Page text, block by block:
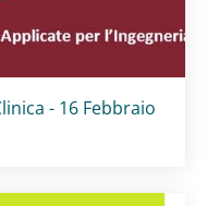
- 16 Febbraio